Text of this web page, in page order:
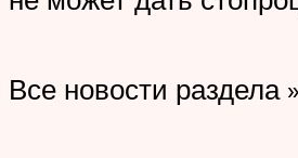
Все новости раздела »